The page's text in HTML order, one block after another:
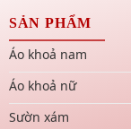
SẢN PHẨM
Áo khoả nam
Áo khoả nữ
Sườn xám